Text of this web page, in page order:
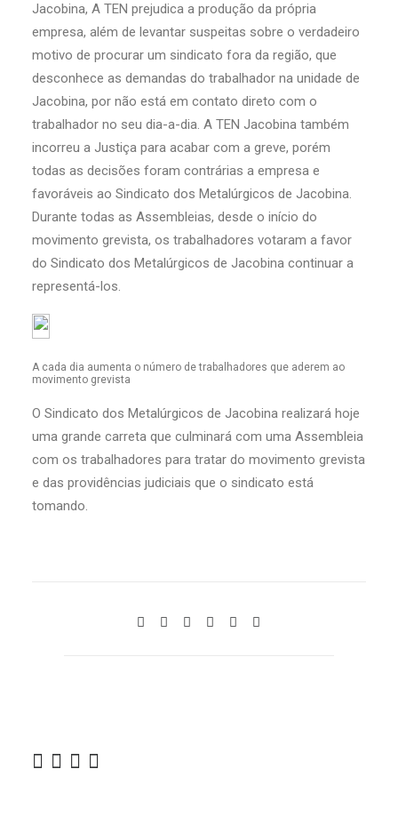
Jacobina, A TEN prejudica a produção da própria
empresa, além de levantar suspeitas sobre o verdadeiro
motivo de procurar um sindicato fora da região, que
desconhece as demandas do trabalhador na unidade de
Jacobina, por não está em contato direto com o
trabalhador no seu dia-a-dia. A TEN Jacobina também
incorreu a Justiça para acabar com a greve, porém
todas as decisões foram contrárias a empresa e
favoráveis ao Sindicato dos Metalúrgicos de Jacobina.
Durante todas as Assembleias, desde o início do
movimento grevista, os trabalhadores votaram a favor
do Sindicato dos Metalúrgicos de Jacobina continuar a
representá-los.
A cada dia aumenta o número de trabalhadores que aderem ao
movimento grevista
O Sindicato dos Metalúrgicos de Jacobina realizará hoje
uma grande carreta que culminará com uma Assembleia
com os trabalhadores para tratar do movimento grevista
e das providências judiciais que o sindicato está
tomando.